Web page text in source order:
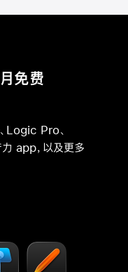
免费
Logic Pro、
app，以及更多